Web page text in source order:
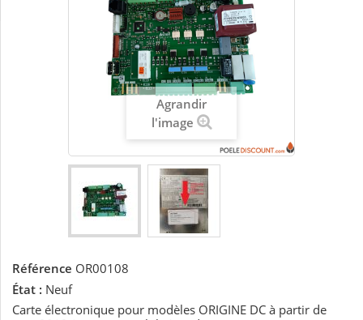
Agrandir
l'image
Référence OR00108
État : Neuf
Carte électronique pour modèles ORIGINE DC à partir de